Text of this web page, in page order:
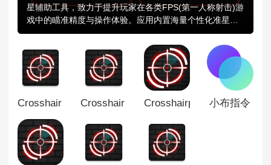
星辅助工具，致力于提升玩家在各类FPS(第一人称射击)游
戏中的瞄准精度与操作体验。应用内置海量个性化准星图
案，涵盖十字线、圆环、点状、T型、动态发光等多种样
式，满足不同玩家的视觉偏好与战术需求，用户可自由调
节准星的大小、颜色、粗细、透明度及中心点样式，支持
将准星设为发光模式以增强屏幕辨识度，并提供黑色、白
色、红色等多种高对比度配色方案，确保在各种游戏场景
Crosshair Pro准星精灵Crosshair Pro中文版Crosshairpro老版本
小布指令